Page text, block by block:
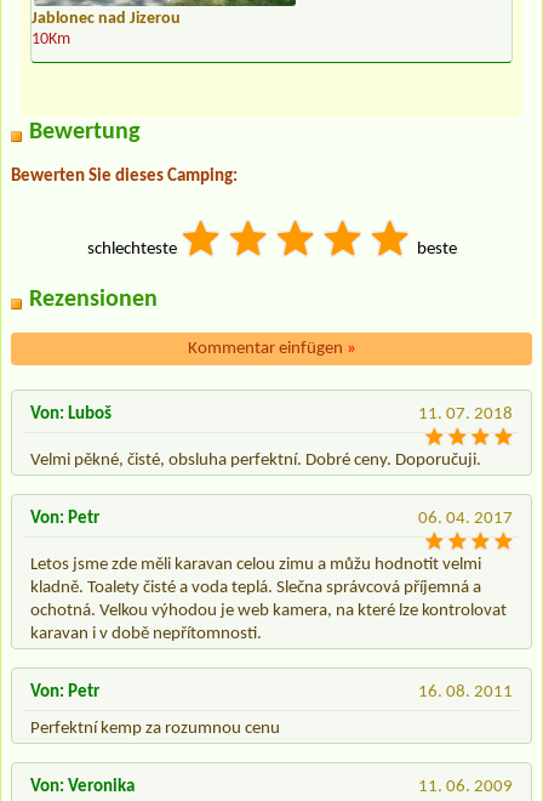
Jablonec nad Jizerou
10Km
Bewertung
Bewerten Sie dieses Camping:
schlechteste beste
Rezensionen
Kommentar einfügen »
11. 07. 2018
Von: Luboš
Velmi pěkné, čisté, obsluha perfektní. Dobré ceny. Doporučuji.
06. 04. 2017
Von: Petr
Letos jsme zde měli karavan celou zimu a můžu hodnotit velmi
kladně. Toalety čisté a voda teplá. Slečna správcová příjemná a
ochotná. Velkou výhodou je web kamera, na které lze kontrolovat
karavan i v době nepřítomnosti.
16. 08. 2011
Von: Petr
Perfektní kemp za rozumnou cenu
11. 06. 2009
Von: Veronika